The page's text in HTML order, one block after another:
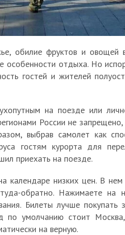
обилие фруктов и овощей
отдыха. Но
гостей и жителей
на поезде или
России не
выбрав самолет как
гостям курорта для
приехать на поезде.
низких цен. В нем
обратно. Нажимаете на
Билеты лучше покупать
по умолчанию стоит
на верную.